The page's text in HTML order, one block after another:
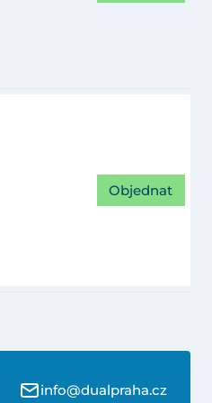
Objednat
info@dualpraha.cz